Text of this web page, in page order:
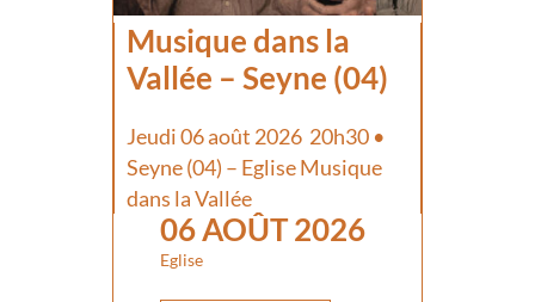
Musique dans la
Vallée – Seyne (04)
Jeudi 06 août 2026 20h30 •
Seyne (04) – Eglise Musique
dans la Vallée
06 AOÛT 2026
Eglise